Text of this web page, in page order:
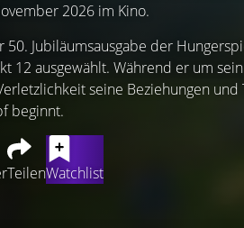
2026 im Kino.
TeilenWatchlist
50. Jubiläumsausgabe der
12 ausgewählt. Während er um
seine Beziehungen
beginnt.